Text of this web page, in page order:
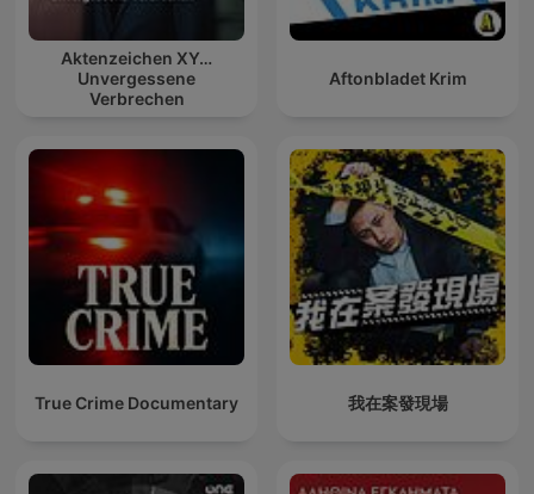
Aktenzeichen XY…
Unvergessene
Verbrechen
Aftonbladet Krim
True Crime Documentary 我在案發現場